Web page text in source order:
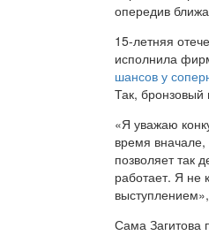
опередив
15-летняя
исполнила
шансов у
Так,
«Я уважаю
время
позволяет так
работает. Я не
Сама Загитова